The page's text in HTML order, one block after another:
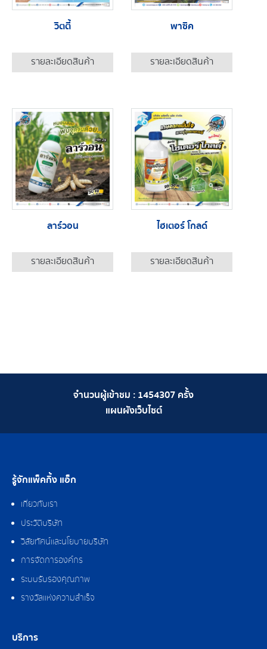
วิตตี้
รายละเอียดสินค้า
พาซิค
รายละเอียดสินค้า
ลาร์วอน
รายละเอียดสินค้า
ไฮเตอร์ โกลด์
รายละเอียดสินค้า
จำนวนผู้เข้าชม : 1454307 ครั้ง
แผนผังเว็บไซต์
รู้จักแพ็คกิ้ง แอ็ก
เกี่ยวกับเรา
ประวัติบริษัท
วิสัยทัศน์และนโยบายบริษัท
การจัดการองค์กร
ระบบรับรองคุณภาพ
รางวัลแห่งความสำเร็จ
บริการ